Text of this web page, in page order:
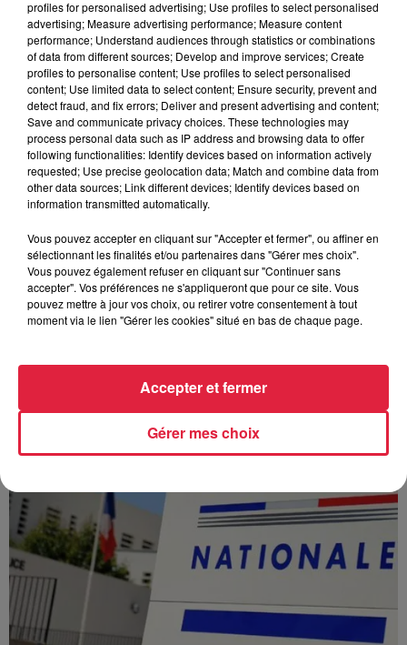
À Hoerdt, de l’eau brune sort des robinets
Depuis plusieurs jours, des habitants de Hoerdt ont vu de
l’eau brune s’écouler de leurs robinets. Face aux
profiles for personalised advertising; Use profiles to select personalised
advertising; Measure advertising performance; Measure content
performance; Understand audiences through statistics or combinations
of data from different sources; Develop and improve services; Create
profiles to personalise content; Use profiles to select personalised
content; Use limited data to select content; Ensure security, prevent and
detect fraud, and fix errors; Deliver and present advertising and content;
Save and communicate privacy choices. These technologies may
process personal data such as IP address and browsing data to offer
following functionalities: Identify devices based on information actively
requested; Use precise geolocation data; Match and combine data from
other data sources; Link different devices; Identify devices based on
information transmitted automatically.
Vous pouvez accepter en cliquant sur "Accepter et fermer", ou affiner en
sélectionnant les finalités et/ou partenaires dans "Gérer mes choix".
Vous pouvez également refuser en cliquant sur "Continuer sans
accepter". Vos préférences ne s'appliqueront que pour ce site. Vous
pouvez mettre à jour vos choix, ou retirer votre consentement à tout
moment via le lien "Gérer les cookies" situé en bas de chaque page.
Gérer mes choix
Accepter et fermer